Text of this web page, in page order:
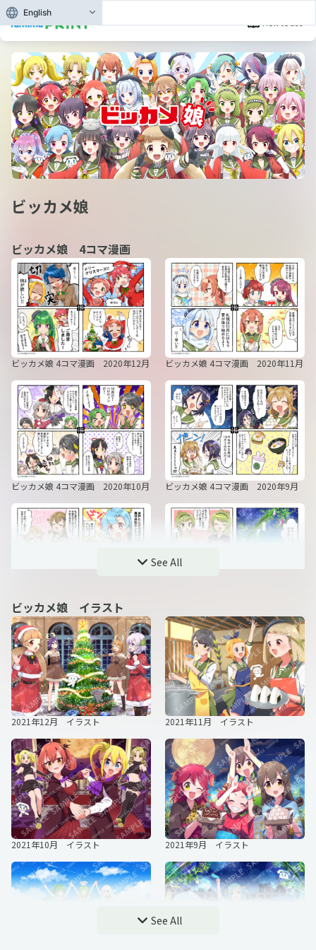
How to use
ビッカメ娘
ビッカメ娘 4コマ漫画
ビッカメ娘 4コマ漫画 2020年12月 ビッカメ娘 4コマ漫画 2020年11月
ビッカメ娘 4コマ漫画 2020年10月 ビッカメ娘 4コマ漫画 2020年9月
ビッカメ娘 4コマ漫画 2020年8月
See All
ビッカメ娘 イラスト
2021年12月 イラスト 2021年11月 イラスト
2021年10月 イラスト 2021年9月 イラスト
See All
English